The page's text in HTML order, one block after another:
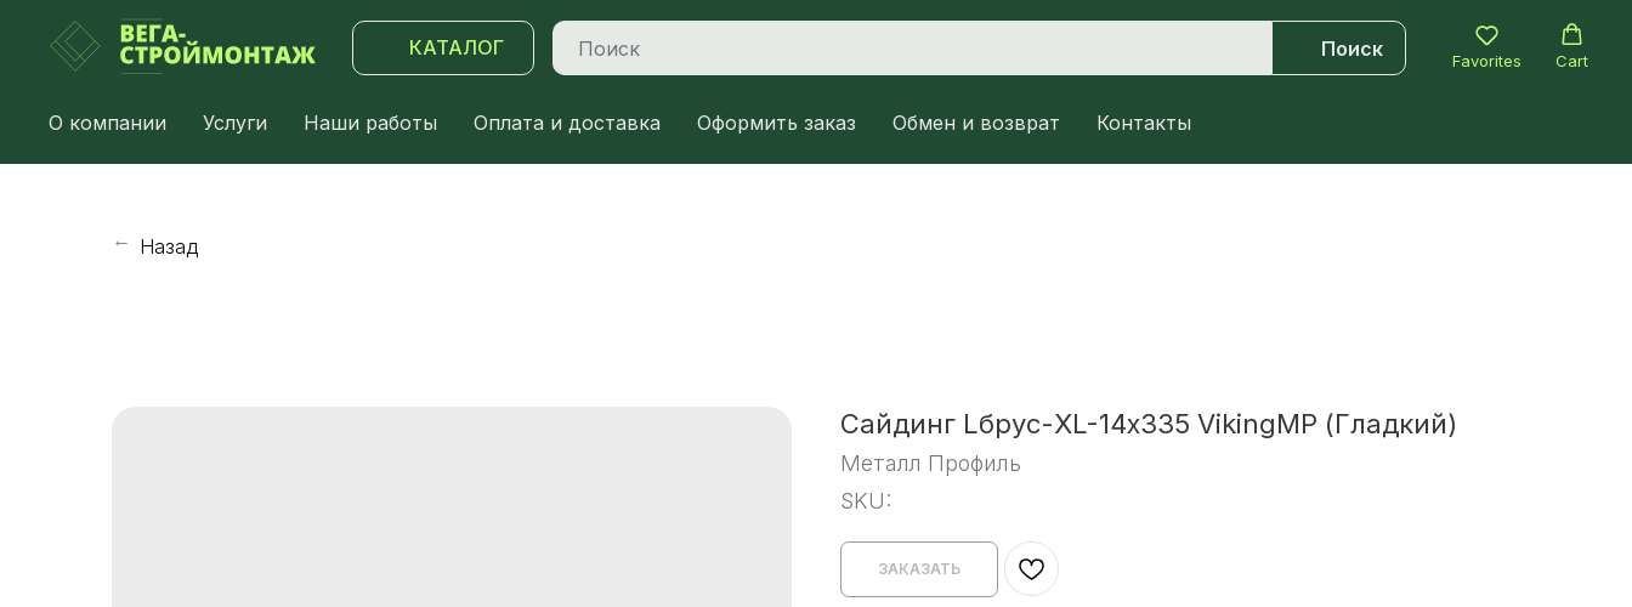
КАТАЛОГ Поиск
Favorites Cart
О компании Услуги Наши работы Оплата и доставка Оформить заказ Обмен и возврат Контакты
→ Назад
Сайдинг Lбрус-XL-14х335 VikingMP (Гладкий)
Металл Профиль
SKU:
ЗАКАЗАТЬ